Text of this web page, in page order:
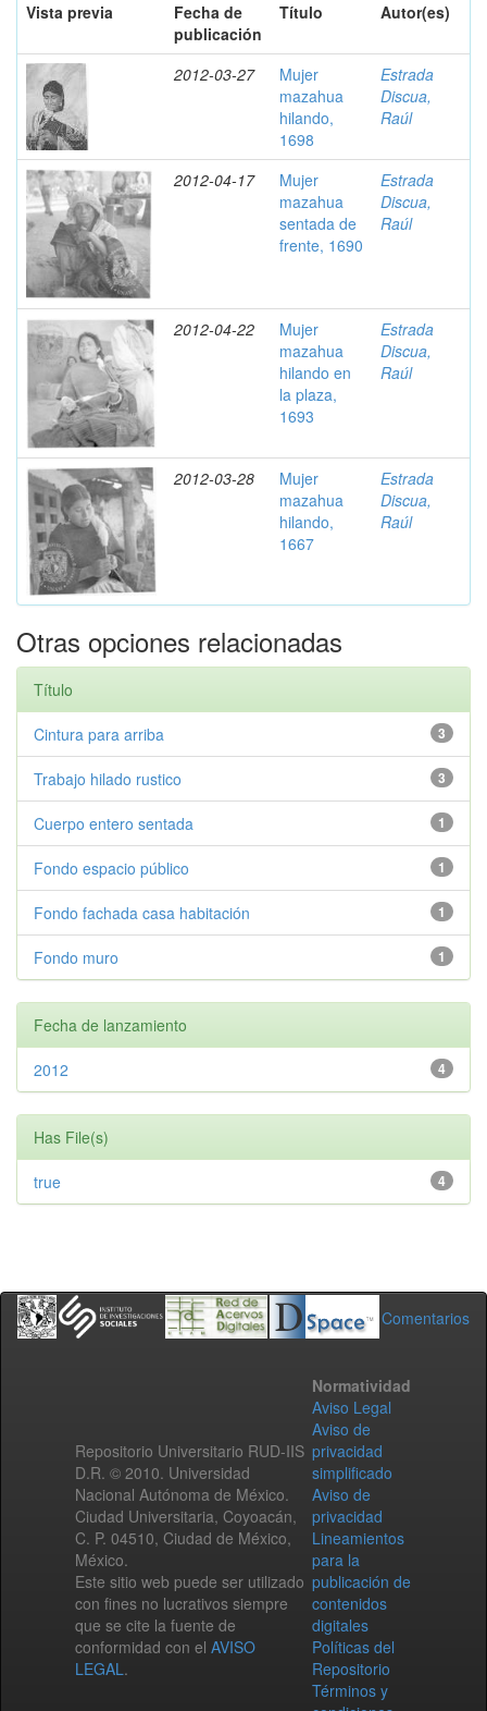
Vista previa
Fecha de
publicación
Título Autor(es)
2012-03-27
Mujer
mazahua
hilando,
1698
Estrada
Discua,
Raúl
2012-04-17
Mujer
mazahua
sentada de
frente, 1690
Estrada
Discua,
Raúl
2012-04-22
Mujer
mazahua
hilando en
la plaza,
1693
Estrada
Discua,
Raúl
2012-03-28
Mujer
mazahua
hilando,
1667
Estrada
Discua,
Raúl
Otras opciones relacionadas
Título
3
Cintura para arriba
3
Trabajo hilado rustico
1
Cuerpo entero sentada
1
Fondo espacio público
1
Fondo fachada casa habitación
1
Fondo muro
Fecha de lanzamiento
4
2012
Has File(s)
4
true
Comentarios
Repositorio Universitario RUD-IIS
D.R. © 2010. Universidad
Nacional Autónoma de México.
Ciudad Universitaria, Coyoacán,
C. P. 04510, Ciudad de México,
México.
Este sitio web puede ser utilizado
con fines no lucrativos siempre
que se cite la fuente de
conformidad con el AVISO
LEGAL.
Normatividad
Aviso Legal
Aviso de
privacidad
simplificado
Aviso de
privacidad
Lineamientos
para la
publicación de
contenidos
digitales
Políticas del
Repositorio
Términos y